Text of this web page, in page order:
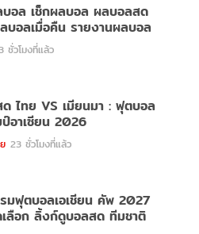
อล เช็กผลบอล ผลบอลสด
บอลเมื่อคืน รายงานผลบอล
3 ชั่วโมงที่แล้ว
ไทย VS เมียนมา : ฟุตบอล
อาเซียน 2026
23 ชั่วโมงที่แล้ว
มฟุตบอลเอเชียน คัพ 2027
ลือก ลิ้งก์ดูบอลสด ทีมชาติ